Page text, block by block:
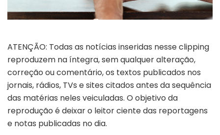
ATENÇÃO: Todas as notícias inseridas nesse clipping
reproduzem na íntegra, sem qualquer alteração,
correção ou comentário, os textos publicados nos
jornais, rádios, TVs e sites citados antes da sequência
das matérias neles veiculadas. O objetivo da
reprodução é deixar o leitor ciente das reportagens
e notas publicadas no dia.